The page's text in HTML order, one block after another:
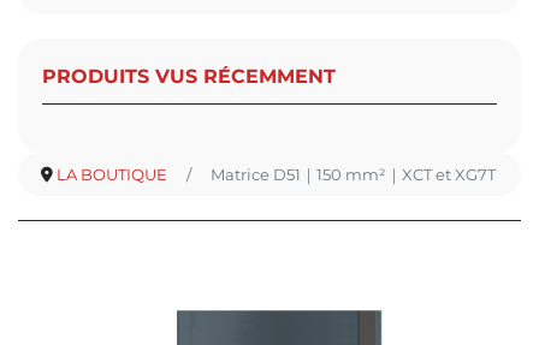
PRODUITS VUS RÉCEMMENT
LA BOUTIQUE Matrice D51｜150 mm²｜XCT et XG7T